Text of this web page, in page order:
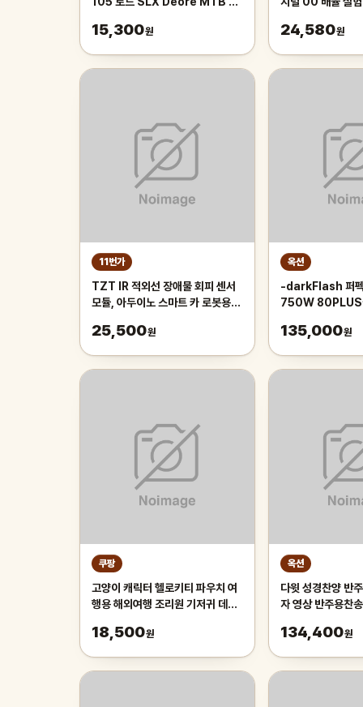
RD-M7000 호환
15,300원 24,580원
11번가
TZT IR 적외선 장애물 회피 센서
모듈, 아두이노 스마트 카 로봇용,
25,500원
옥션
-darkFlash 퍼펙
750W 80PLUS
135,000원
쿠팡
고양이 캐릭터 헬로키티 파우치 여
행용 해외여행 조리원 기저귀 데일
18,500원
옥션
다윗 성경찬양 반
자 영상 반주용찬
8622개 mp4영
134,400원